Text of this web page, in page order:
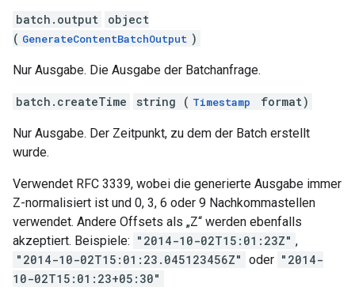
batch.output
object
( GenerateContentBatchOutput )
Nur Ausgabe. Die Ausgabe der Batchanfrage.
batch.createTime string ( Timestamp format)
Nur Ausgabe. Der Zeitpunkt, zu dem der Batch erstellt
wurde.
Verwendet RFC 3339, wobei die generierte Ausgabe immer
Z-normalisiert ist und 0, 3, 6 oder 9 Nachkommastellen
verwendet. Andere Offsets als „Z“ werden ebenfalls
akzeptiert. Beispiele: "2014-10-02T15:01:23Z" ,
"2014-10-02T15:01:23.045123456Z" oder "2014-
10-02T15:01:23+05:30"